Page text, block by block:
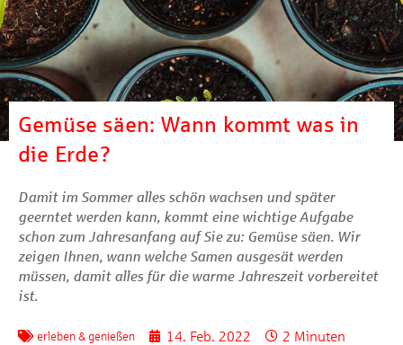
Gemüse säen: Wann kommt was in
die Erde?
Damit im Sommer alles schön wachsen und später
geerntet werden kann, kommt eine wichtige Aufgabe
schon zum Jahresanfang auf Sie zu: Gemüse säen. Wir
zeigen Ihnen, wann welche Samen ausgesät werden
müssen, damit alles für die warme Jahreszeit vorbereitet
ist.
erleben & genießen 14. Feb. 2022 2 Minuten